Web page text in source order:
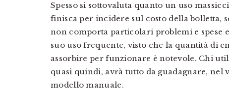
Spesso si sottovaluta quanto un uso
finisca per incidere sul costo della bolletta,
non comporta particolari problemi e spese
suo uso frequente, visto che la quantità di
assorbire per funzionare è notevole. Chi
quasi quindi, avrà tutto da guadagnare, nel
modello manuale.